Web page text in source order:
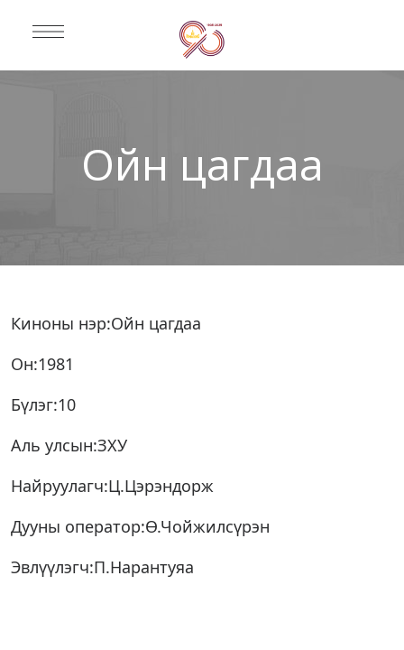
Ойн цагдаа
Киноны нэр:Ойн цагдаа
Он:1981
Бүлэг:10
Аль улсын:ЗХУ
Найруулагч:Ц.Цэрэндорж
Дууны оператор:Ө.Чойжилсүрэн
Эвлүүлэгч:П.Нарантуяа